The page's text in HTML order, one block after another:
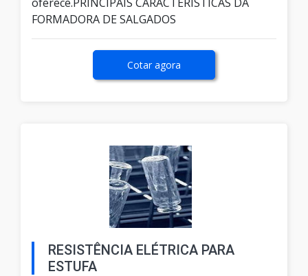
FORMADORA DE SALGADOS
Cotar agora
RESISTÊNCIA ELÉTRICA PARA
ESTUFA